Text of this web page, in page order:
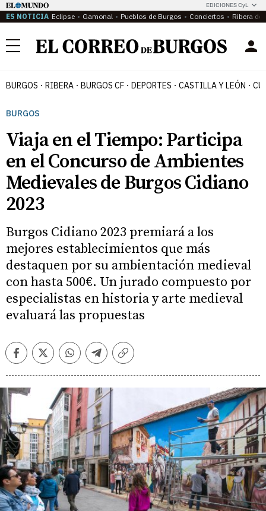
EDICIONES CyL
ES NOTICIA Eclipse Gamonal Pueblos de Burgos Conciertos Ribera del
Menú
BURGOS RIBERA BURGOS CF DEPORTES CASTILLA Y LEÓN
BURGOS
Viaja en el Tiempo: Participa
en el Concurso de Ambientes
Medievales de Burgos Cidiano
2023
Burgos Cidiano 2023 premiará a los
mejores establecimientos que más
destaquen por su ambientación medieval
con hasta 500€. Un jurado compuesto por
especialistas en historia y arte medieval
evaluará las propuestas
FacebookTwitterWhatsappTelegramCopiar